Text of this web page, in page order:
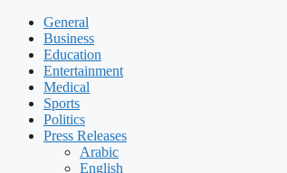
General
Business
Education
Entertainment
Medical
Sports
Politics
Press Releases
Arabic
English